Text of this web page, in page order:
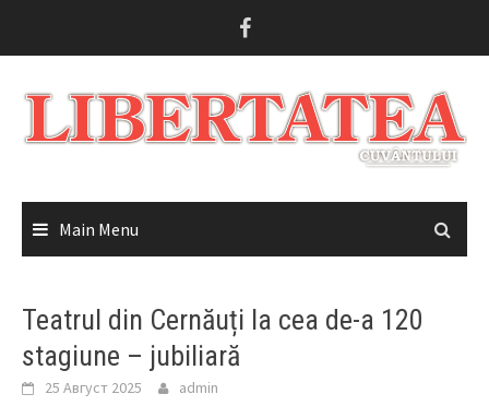
Main Menu
Teatrul din Cernăuți la cea de-a 120
stagiune – jubiliară
25 Август 2025 admin